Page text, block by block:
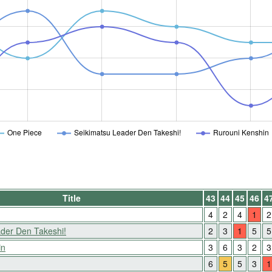
One Piece
Seikimatsu Leader Den Takeshi! Rurouni Kenshin
Title 43 44 45 46
4 2 4 1
2
Den Takeshi! 2 3 1 5
5
3 6 3 2
3
6 5 5 3 1